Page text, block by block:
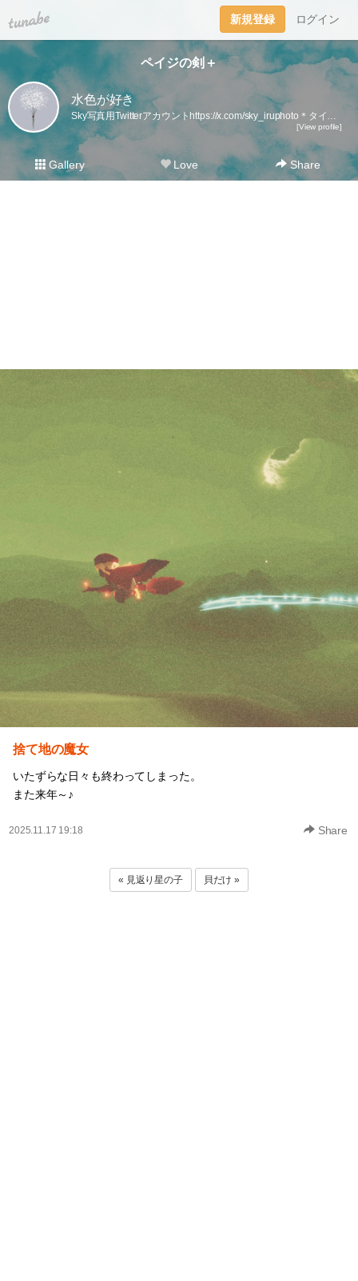
tuna.be 新規登録 ログイン
ペイジの剣＋
水色が好き
Sky写真用Twitterアカウントhttps://x.com/sky_iruphoto＊タイトルを付けるのが面倒なので、タイトルから本文が始まっていることが多いです。
[View profile]
Gallery Love Share
捨て地の魔女
いたずらな日々も終わってしまった。
また来年～♪
2025.11.17 19:18 Share
« 見返り星の子 貝だけ »